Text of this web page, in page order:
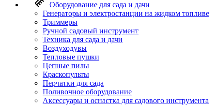
Оборудование для сада и дачи
Генераторы и электростанции на жидком топливе
Триммеры
Ручной садовый инструмент
Техника для сада и дачи
Воздуходувы
Тепловые пушки
Цепные пилы
Краскопульты
Перчатки для сада
Поливочное оборудование
Аксессуары и оснастка для садового инструмента